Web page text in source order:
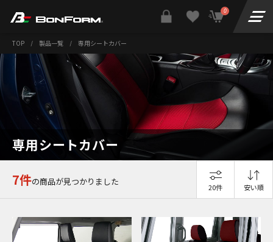
0
TOP / 製品一覧 / 専用シートカバー
専用シートカバー
7件の商品が見つかりました
20件 安い順